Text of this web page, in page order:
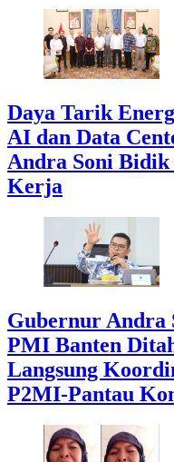
Daya Tarik
AI dan Data
Andra Soni
Kerja
Gubernur Andra
PMI Banten
Langsung
P2MI-Pantau